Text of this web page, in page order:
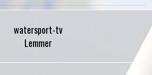
watersport-tv
Lemmer